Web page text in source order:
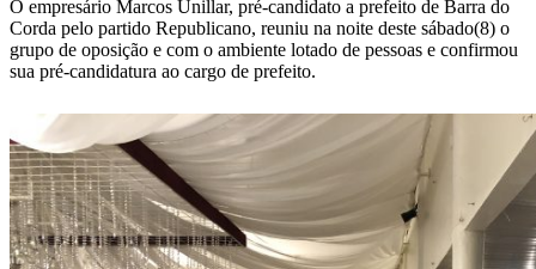
O empresário Marcos Unillar, pré-candidato a prefeito de Barra do
Corda pelo partido Republicano, reuniu na noite deste sábado(8) o
grupo de oposição e com o ambiente lotado de pessoas e confirmou
sua pré-candidatura ao cargo de prefeito.